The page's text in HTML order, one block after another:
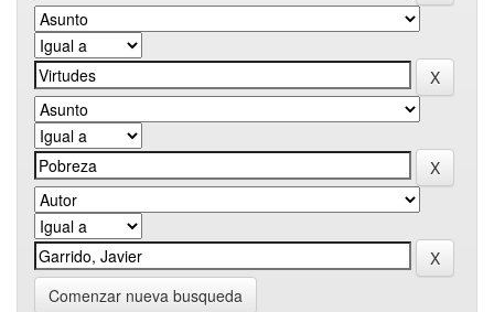
Comenzar nueva busqueda